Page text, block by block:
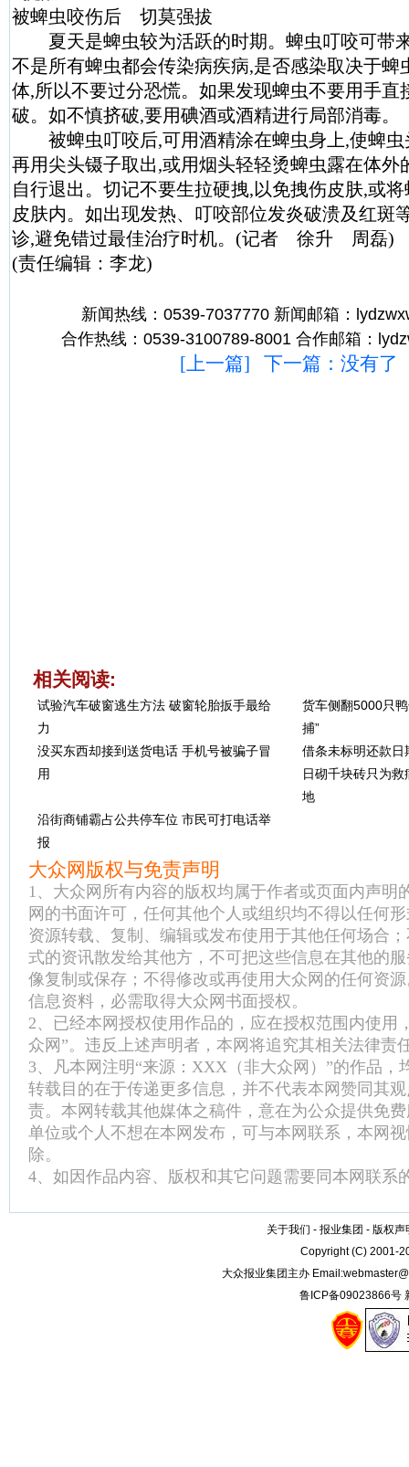
被蜱虫咬伤后 切莫强拔
夏天是蜱虫较为活跃的时期。蜱虫叮咬可带
不是所有蜱虫都会传染病疾病,是否感染取决于蜱
体,所以不要过分恐慌。如果发现蜱虫不要用手直
破。如不慎挤破,要用碘酒或酒精进行局部消毒。
被蜱虫叮咬后,可用酒精涂在蜱虫身上,使蜱虫
再用尖头镊子取出,或用烟头轻轻烫蜱虫露在体外
自行退出。切记不要生拉硬拽,以免拽伤皮肤,或
皮肤内。如出现发热、叮咬部位发炎破溃及红斑
诊,避免错过最佳治疗时机。(记者 徐升 周磊)
(责任编辑：李龙)
新闻热线：0539-7037770 新闻邮箱：
合作热线：0539-3100789-8001 合作邮箱：
[上一篇] 下一篇：没有了
相关阅读:
试验汽车破窗逃生方法 破窗轮胎扳手最给
力
货车侧翻5000只
捕”
没买东西却接到送货电话 手机号被骗子冒
用
借条未标明还款
日砌千块砖只为
地
沿街商铺霸占公共停车位 市民可打电话举
报
大众网版权与免责声明
1、大众网所有内容的版权均属于作者或页面内声明
网的书面许可，任何其他个人或组织均不得以任何
资源转载、复制、编辑或发布使用于其他任何场合
式的资讯散发给其他方，不可把这些信息在其他的
像复制或保存；不得修改或再使用大众网的任何资
信息资料，必需取得大众网书面授权。
2、已经本网授权使用作品的，应在授权范围内使用
众网”。违反上述声明者，本网将追究其相关法律责
3、凡本网注明“来源：XXX（非大众网）”的作品，
转载目的在于传递更多信息，并不代表本网赞同其
责。本网转载其他媒体之稿件，意在为公众提供免
单位或个人不想在本网发布，可与本网联系，本网
除。
4、如因作品内容、版权和其它问题需要同本网联系
关于我们 - 报业集团 - 版权声
Copyright (C) 2001-
大众报业集团主办 Email:
鲁ICP备09023866号